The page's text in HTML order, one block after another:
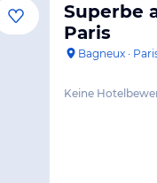
Superbe
Paris
Bagneux ·
Keine